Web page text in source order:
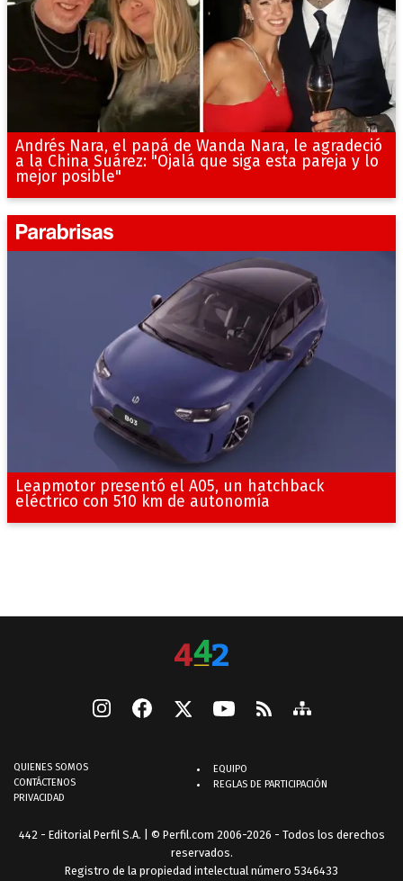
Andrés Nara, el papá de Wanda Nara, le agradeció
a la China Suárez: "Ojalá que siga esta pareja y lo
mejor posible"
Leapmotor presentó el A05, un hatchback
eléctrico con 510 km de autonomía
QUIENES SOMOS
CONTÁCTENOS
PRIVACIDAD
EQUIPO
REGLAS DE PARTICIPACIÓN
442 - Editorial Perfil S.A. | © Perfil.com 2006-2026 - Todos los derechos
reservados.
Registro de la propiedad intelectual número 5346433